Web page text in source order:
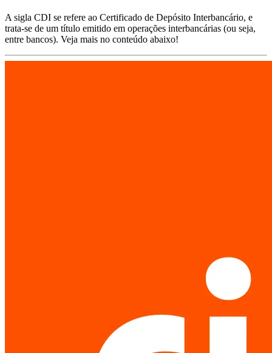
A sigla CDI se refere ao Certificado de Depósito Interbancário, e
trata-se de um título emitido em operações interbancárias (ou seja,
entre bancos). Veja mais no conteúdo abaixo!